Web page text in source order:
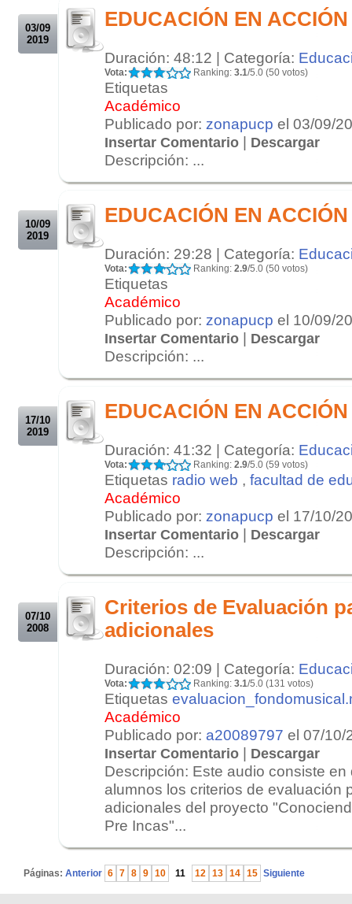
03/09
2019
EDUCACIÓN EN ACCIÓN
Duración: 48:12 | Categoría:
Vota: Ranking: 3.1/5.0 (50 votos)
Etiquetas
Académico
Publicado por: zonapucp el 03/09/
Insertar Comentario | Descargar
Descripción: ...
10/09
2019
EDUCACIÓN EN ACCIÓN
Duración: 29:28 | Categoría:
Vota: Ranking: 2.9/5.0 (50 votos)
Etiquetas
Académico
Publicado por: zonapucp el 10/09/
Insertar Comentario | Descargar
Descripción: ...
17/10
2019
EDUCACIÓN EN ACCIÓN
Duración: 41:32 | Categoría:
Vota: Ranking: 2.9/5.0 (59 votos)
Etiquetas radio web , facultad de
Académico
Publicado por: zonapucp el 17/10/
Insertar Comentario | Descargar
Descripción: ...
07/10
2008
Criterios de Evaluación
adicionales
Duración: 02:09 | Categoría:
Vota: Ranking: 3.1/5.0 (131 votos)
Etiquetas
Académico
Publicado por: a20089797 el 07/10/
Insertar Comentario | Descargar
Descripción: Este audio consiste
alumnos los criterios de evaluación
adicionales del proyecto
Pre Incas"...
Páginas: Anterior 6 7 8 9 10 11 12 13 14 15 Siguiente